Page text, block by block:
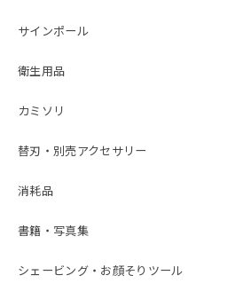
サインポール
衛生用品
カミソリ
替刃・別売アクセサリー
消耗品
書籍・写真集
シェービング・お顔そりツール